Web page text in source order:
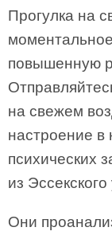
Прогулка на
повышенную
на свежем
настроение в
психических
из
Они